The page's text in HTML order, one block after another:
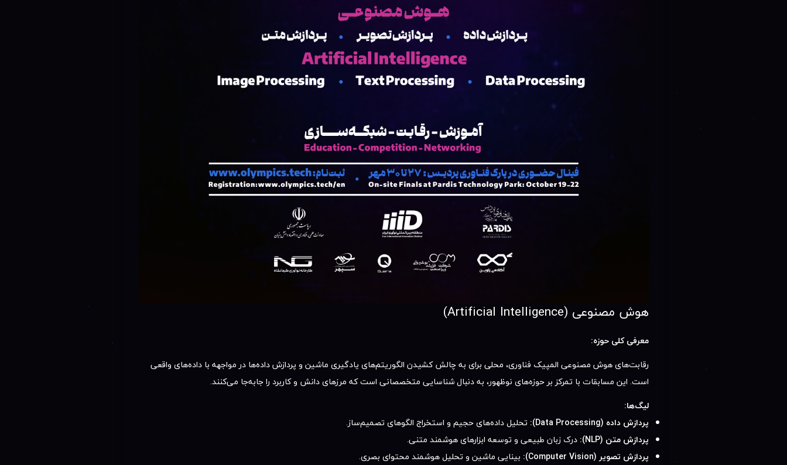
هوش مصنوعی (Artificial Intelligence)
معرفی کلی حوزه:
رقابت‌های هوش مصنوعی المپیک فناوری، محلی برای به چالش کشیدن الگوریتم‌های یادگیری ماشین و پردازش داده‌ها در مواجهه با داده‌های واقعی
است. این مسابقات با تمرکز بر حوزه‌های نوظهور، به دنبال شناسایی متخصصانی است که مرزهای دانش و کاربرد را جابه‌جا می‌کنند.
لیگ‌ها:
پردازش داده (Data Processing):
تحلیل داده‌های حجیم و استخراج الگوهای تصمیم‌ساز.
پردازش متن (NLP):
درک زبان طبیعی و توسعه ابزارهای هوشمند متنی.
پردازش تصویر (Computer Vision):
بینایی ماشین و تحلیل هوشمند محتوای بصری.